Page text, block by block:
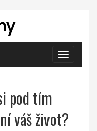
Zobrazit
navigaci
pod tím
váš život?